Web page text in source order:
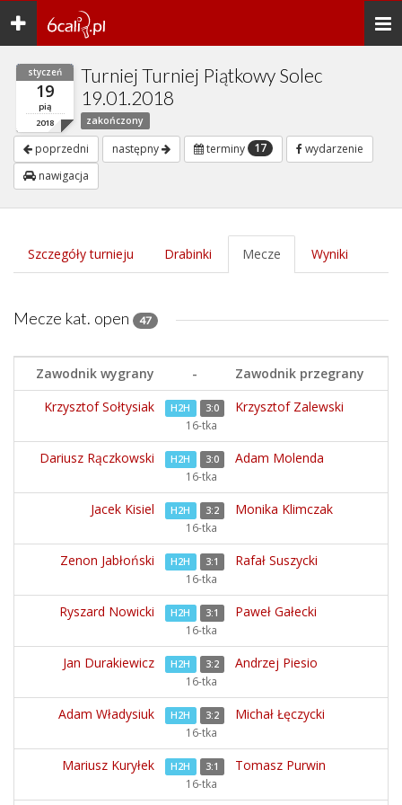
Toggle
navigation
styczeń
19
pią
2018
Turniej Turniej Piątkowy Solec
19.01.2018
zakończony
poprzedni następny terminy 17
wydarzenie
nawigacja
Szczegóły turnieju Drabinki Mecze Wyniki
Mecze kat. open 47
Zawodnik wygrany -
Zawodnik przegrany
Krzysztof Sołtysiak
H2H 3:0 Krzysztof Zalewski
16-tka
Dariusz Rączkowski H2H 3:0 Adam Molenda
16-tka
Jacek Kisiel H2H 3:2 Monika Klimczak
16-tka
Zenon Jabłoński H2H 3:1 Rafał Suszycki
16-tka
Ryszard Nowicki H2H 3:1 Paweł Gałecki
16-tka
Jan Durakiewicz H2H 3:2 Andrzej Piesio
16-tka
Adam Władysiuk H2H 3:2 Michał Łęczycki
16-tka
Mariusz Kuryłek H2H 3:1 Tomasz Purwin
16-tka